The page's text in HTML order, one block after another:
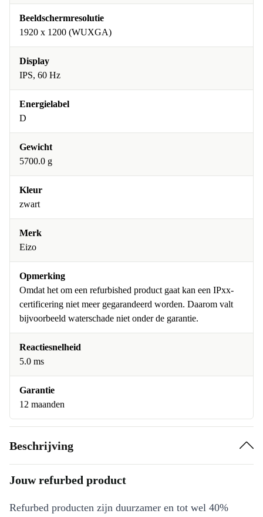
Beeldschermresolutie
1920 x 1200 (WUXGA)
Display
IPS, 60 Hz
Energielabel
D
Gewicht
5700.0 g
Kleur
zwart
Merk
Eizo
Opmerking
Omdat het om een refurbished product gaat kan een IPxx-
certificering niet meer gegarandeerd worden. Daarom valt
bijvoorbeeld waterschade niet onder de garantie.
Reactiesnelheid
5.0 ms
Garantie
12 maanden
Beschrijving
Jouw refurbed product
Refurbed producten zijn duurzamer en tot wel 40%